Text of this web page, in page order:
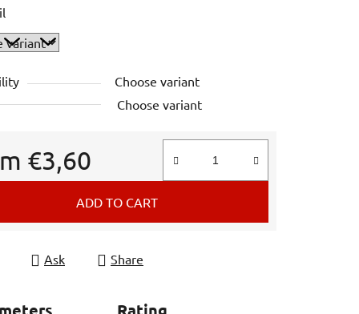
Choose variant
Choose variant
€3,60
price:
ADD TO CART
Ask Share